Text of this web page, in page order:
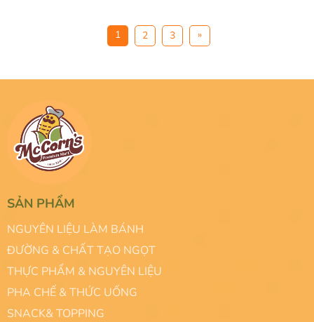
1 2 3 »
SẢN PHẨM
NGUYÊN LIỆU LÀM BÁNH
ĐƯỜNG & CHẤT TẠO NGỌT
THỰC PHẨM & NGUYÊN LIỆU
PHA CHẾ & THỨC UỐNG
SNACK& TOPPING